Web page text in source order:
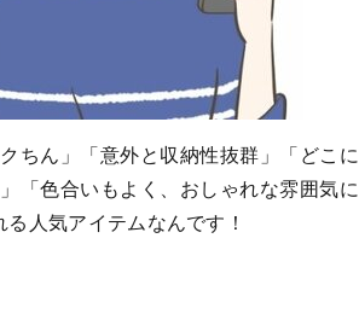
ちん」「意外と収納性抜群」「どこに
「色合いもよく、おしゃれな雰囲気に
人気アイテムなんです！